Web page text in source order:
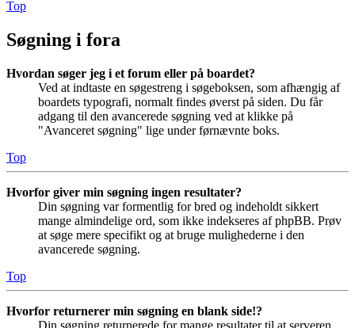
Top
Søgning i fora
Hvordan søger jeg i et forum eller på boardet?
Ved at indtaste en søgestreng i søgeboksen, som afhængig af
boardets typografi, normalt findes øverst på siden. Du får
adgang til den avancerede søgning ved at klikke på
"Avanceret søgning" lige under førnævnte boks.
Top
Hvorfor giver min søgning ingen resultater?
Din søgning var formentlig for bred og indeholdt sikkert
mange almindelige ord, som ikke indekseres af phpBB. Prøv
at søge mere specifikt og at bruge mulighederne i den
avancerede søgning.
Top
Hvorfor returnerer min søgning en blank side!?
Din søgning returnerede for mange resultater til at serveren